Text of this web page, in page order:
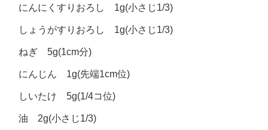
にんにくすりおろし 1g(小さじ1/3)
しょうがすりおろし 1g(小さじ1/3)
ねぎ 5g(1cm分)
にんじん 1g(先端1cm位)
しいたけ 5g(1/4コ位)
油 2g(小さじ1/3)